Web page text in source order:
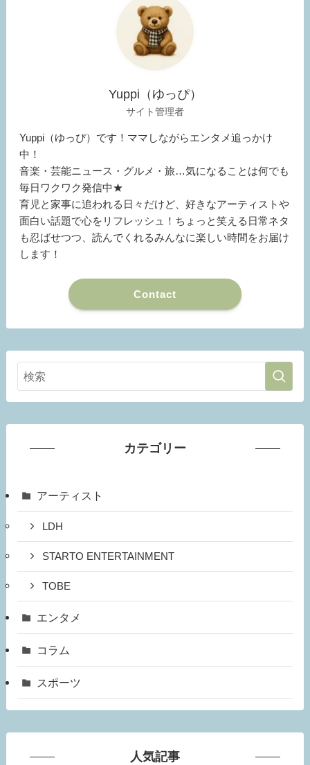
Yuppi（ゆっぴ）
サイト管理者
Yuppi（ゆっぴ）です！ママしながらエンタメ追っかけ
中！
音楽・芸能ニュース・グルメ・旅…気になることは何でも
毎日ワクワク発信中★
育児と家事に追われる日々だけど、好きなアーティストや
面白い話題で心をリフレッシュ！ちょっと笑える日常ネタ
も忍ばせつつ、読んでくれるみんなに楽しい時間をお届け
します！
Contact
カテゴリー
アーティスト
LDH
STARTO ENTERTAINMENT
TOBE
エンタメ
コラム
スポーツ
人気記事